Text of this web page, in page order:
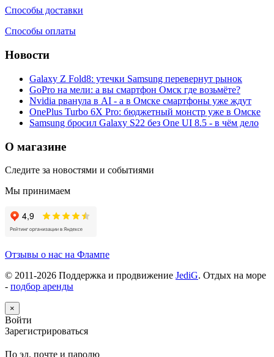
Способы доставки
Способы оплаты
Новости
Galaxy Z Fold8: утечки Samsung перевернут рынок
GoPro на мели: а вы смартфон Омск где возьмёте?
Nvidia рванула в AI - а в Омске смартфоны уже ждут
OnePlus Turbo 6X Pro: бюджетный монстр уже в Омске
Samsung бросил Galaxy S22 без One UI 8.5 - в чём дело
О магазине
Следите за новостями и событиями
Мы принимаем
Отзывы о нас на Флампе
© 2011-2026 Поддержка и продвижение JediG. Отдых на море
- подбор аренды
×
Войти
Зарегистрироваться
По эл. почте и паролю